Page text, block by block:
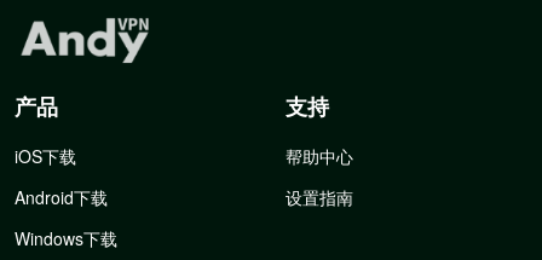
产品
iOS下载
Android下载
Windows下载
支持
帮助中心
设置指南